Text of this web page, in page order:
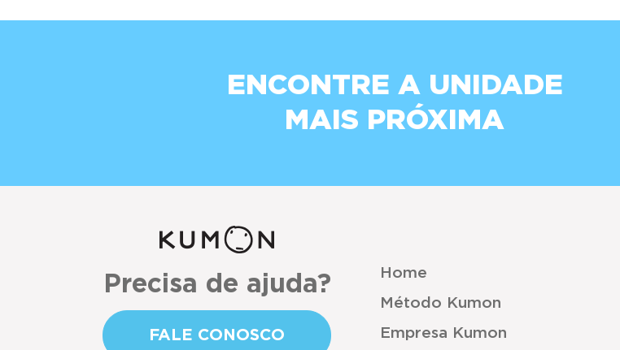
ENCONTRE A UNIDADE
MAIS PRÓXIMA
Precisa de ajuda?
FALE CONOSCO
Home
Método Kumon
Empresa Kumon